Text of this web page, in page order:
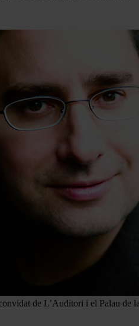
de L’Auditori i el Palau de